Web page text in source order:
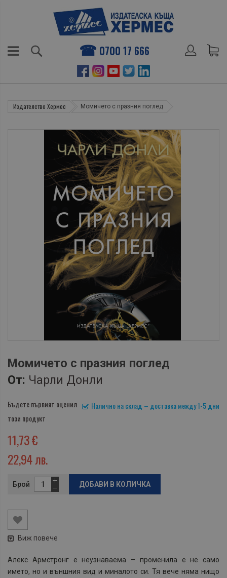
0700 17 666
Издателство Хермес Момичето с празния поглед
Момичето с празния поглед
От: Чарли Донли
Налично на склад – доставка между 1-5 дни
Бъдете първият оценил
този продукт
11,73 €
22,94 лв.
Брой ДОБАВИ В КОЛИЧКА
Виж повече
Алекс Армстронг е неузнаваема – променила е не само
името, но и външния вид и миналото си. Тя вече няма нищо